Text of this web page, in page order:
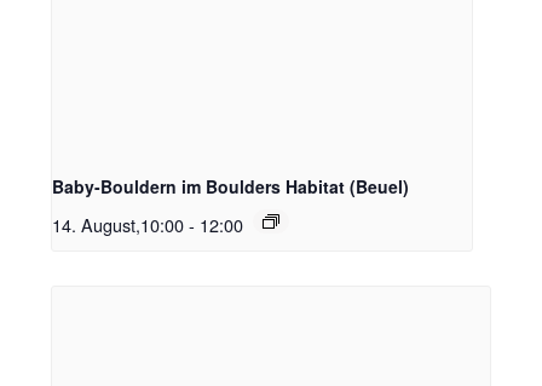
Baby-Bouldern im Boulders Habitat (Beuel)
14. August,10:00 - 12:00